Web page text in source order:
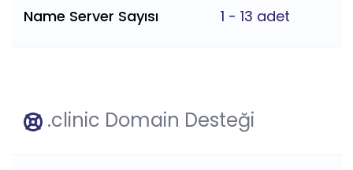
Name Server Sayısı 1 - 13 adet
.clinic Domain Desteği